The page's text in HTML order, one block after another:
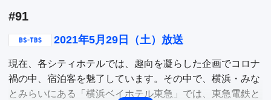
た、レトロと最新技術をミックスした新しい映画館を紹
他
あります。東京・神宮前にある「THE ME 神宮前」です。
来店予約制でサンプル商品を体型や好みのスタイルなどに
地球の未来を見据えたものになっているアパレルショップ
を深掘り。
#91
2021年5月29日（土）放送
現在、各シティホテルでは、趣向を凝らした企画でコロナ
禍の中、宿泊客を魅了しています。その中で、横浜・みな
とみらいにある「横浜ベイホテル東急」では、東急電鉄と